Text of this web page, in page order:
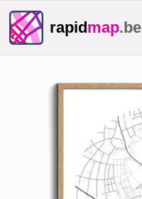
rapidmap.be